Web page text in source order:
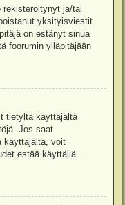
ja/tai
yksityisviestit
on estänyt sinua
foorumin ylläpitäjään
tietyltä käyttäjältä
Jos saat
käyttäjältä, voit
estää käyttäjiä